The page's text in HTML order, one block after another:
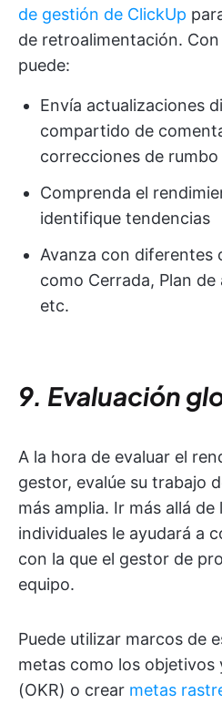
de gestión de ClickUp
de retroalimentación.
puede:
Envía actualizaciones
compartido de
correcciones de
Comprenda el
identifique tendencias
Avanza con diferentes
como Cerrada, Plan
etc.
9. Evaluación
A la hora de evaluar el
gestor, evalúe su trabajo
más amplia. Ir más allá
individuales le ayudará a
con la que el gestor de
equipo.
Puede utilizar marcos de
metas como los objetivos
(OKR) o crear metas